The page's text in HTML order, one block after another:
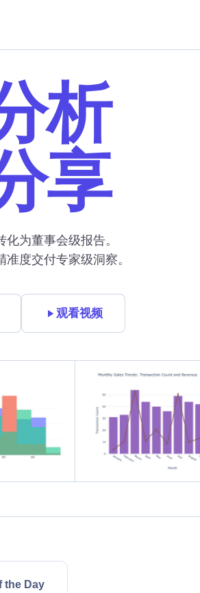
析
享
为董事会级报告。
度交付专家级洞察。
观看视频